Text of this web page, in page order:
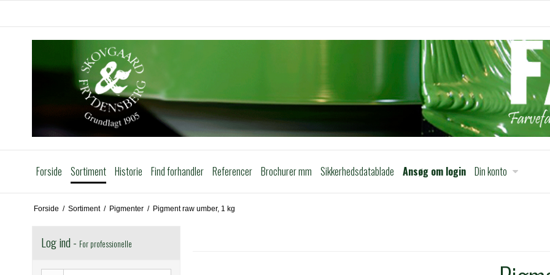
Forside Sortiment Historie Find forhandler Referencer Brochurer mm Sikkerhedsdatablade Ansøg om login Din konto
Forside / Sortiment / Pigmenter / Pigment raw umber, 1 kg
Log ind - For professionelle